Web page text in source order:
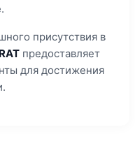
присутствия в
предоставляет
для достижения